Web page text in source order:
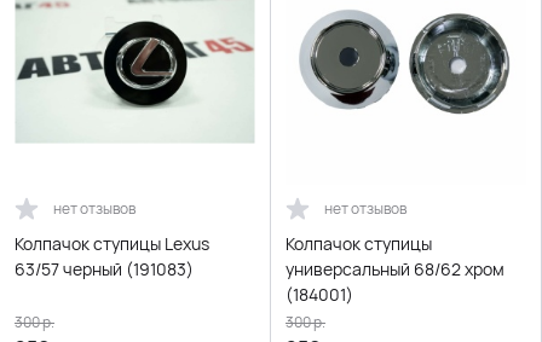
нет отзывов
Колпачок ступицы Lexus
63/57 черный (191083)
300р.
нет отзывов
Колпачок ступицы
универсальный 68/62 хром
(184001)
300р.